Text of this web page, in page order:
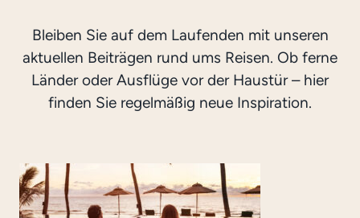
Bleiben Sie auf dem Laufenden mit unseren
aktuellen Beiträgen rund ums Reisen. Ob ferne
Länder oder Ausflüge vor der Haustür – hier
finden Sie regelmäßig neue Inspiration.